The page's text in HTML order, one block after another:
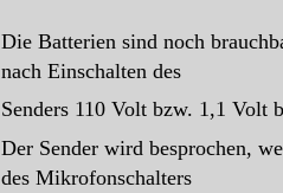
Die Batterien sind noch
nach Einschalten des
Senders 110 Volt bzw. 1,1 Volt
Der Sender wird besprochen,
des Mikrofonschalters